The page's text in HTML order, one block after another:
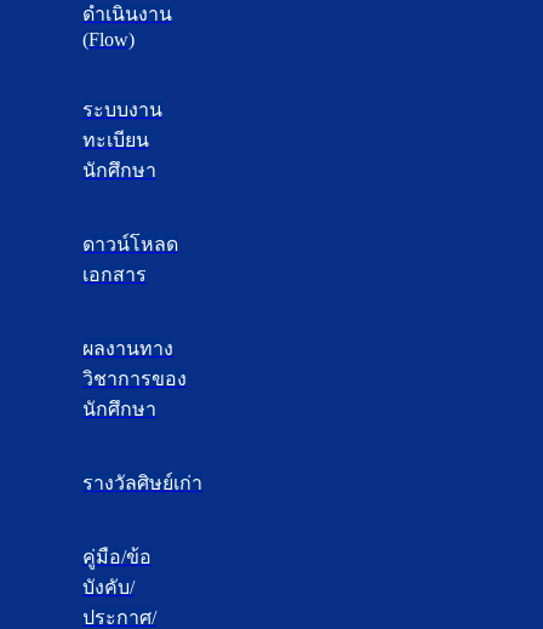
ดำเนินงาน
(Flow)
ระบบงาน
ทะเบียน
นักศึกษา
ดาวน์โหลด
เอกสาร
ผลงานทาง
วิชาการของ
นักศึกษา
รางวัลศิษย์เก่า
คู่มือ/ข้อ
บังคับ/
ประกาศ/